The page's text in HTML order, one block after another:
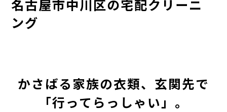
川
区
名古屋市中川区の宅配クリーニ
ング
かさばる家族の衣類、玄関先で
「行ってらっしゃい」。